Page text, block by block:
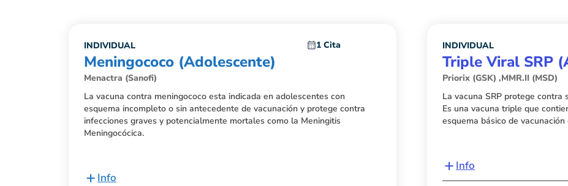
INDIVIDUAL
Meningococo (Adolescente)
Menactra (Sanofi)
1 Cita
La vacuna contra meningococo esta indicada en adolescentes con
esquema incompleto o sin antecedente de vacunación y protege contra
infecciones graves y potencialmente mortales como la Meningitis
Meningocócica.
+ Info
INDIVIDUAL
Triple Viral SRP
Priorix (GSK) ,MMR.II (MSD)
La vacuna SRP protege contra
Es una vacuna triple que
esquema básico de
+ Info